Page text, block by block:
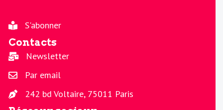
S'abonner
Contacts
Newsletter
Par email
242 bd Voltaire, 75011 Paris